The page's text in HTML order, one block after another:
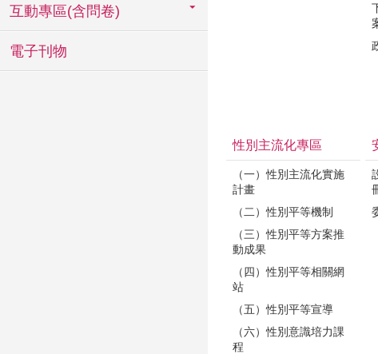
互動專區(含問卷)
電子刊物
性別主流化專區
（一）性別主流化實施
計畫
（二）性別平等機制
（三）性別平等方案推
動成果
（四）性別平等相關網
站
（五）性別平等宣導
（六）性別意識培力課
程